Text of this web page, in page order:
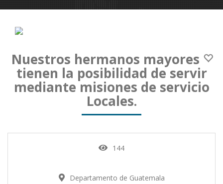
Nuestros hermanos mayores
tienen la posibilidad de servir
mediante misiones de servicio
Locales.
144
Departamento de Guatemala